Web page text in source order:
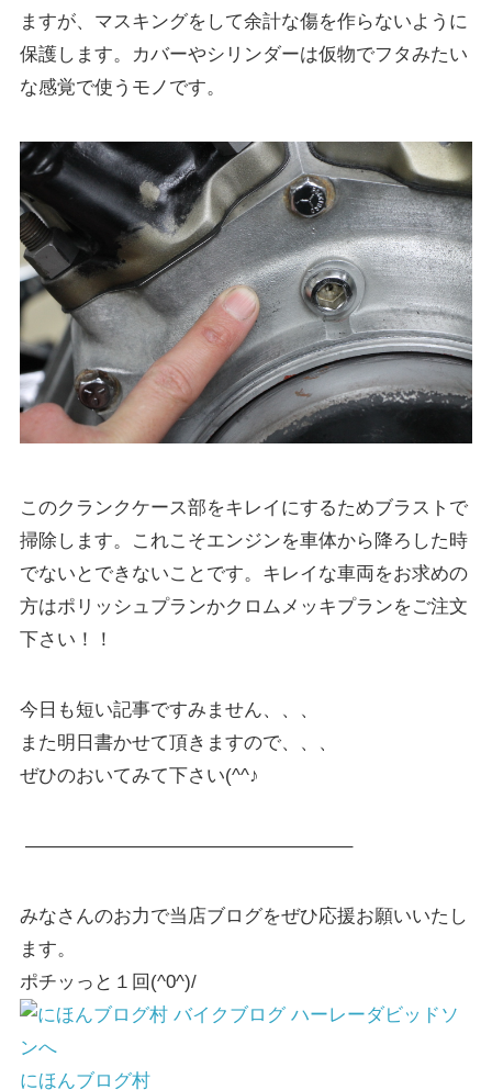
ますが、マスキングをして余計な傷を作らないように
保護します。カバーやシリンダーは仮物でフタみたい
な感覚で使うモノです。
このクランクケース部をキレイにするためブラストで
掃除します。これこそエンジンを車体から降ろした時
でないとできないことです。キレイな車両をお求めの
方はポリッシュプランかクロムメッキプランをご注文
下さい！！
今日も短い記事ですみません、、、
また明日書かせて頂きますので、、、
ぜひのおいてみて下さい(^^♪
—————————————————–
みなさんのお力で当店ブログをぜひ応援お願いいたし
ます。
ポチッっと１回(^0^)/
にほんブログ村